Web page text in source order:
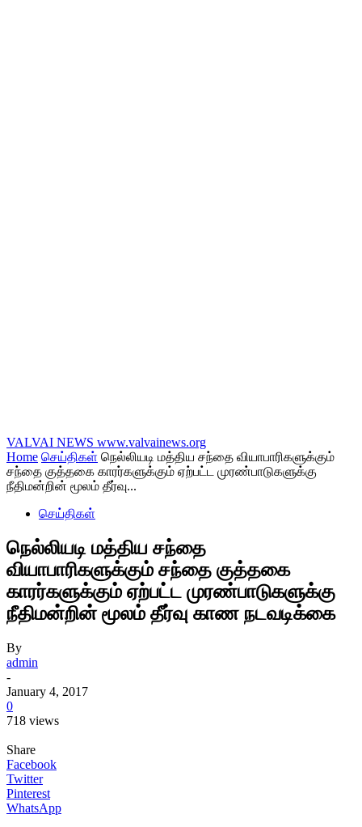
VALVAI NEWS www.valvainews.org
Home செய்திகள் நெல்லியடி மத்திய சந்தை வியாபாரிகளுக்கும்
சந்தை குத்தகை காரர்களுக்கும் ஏற்பட்ட முரண்பாடுகளுக்கு
நீதிமன்றின் மூலம் தீர்வு...
செய்திகள்
நெல்லியடி மத்திய சந்தை
வியாபாரிகளுக்கும் சந்தை குத்தகை
காரர்களுக்கும் ஏற்பட்ட முரண்பாடுகளுக்கு
நீதிமன்றின் மூலம் தீர்வு காண நடவடிக்கை
By
admin
-
January 4, 2017
0
718 views
Share
Facebook
Twitter
Pinterest
WhatsApp